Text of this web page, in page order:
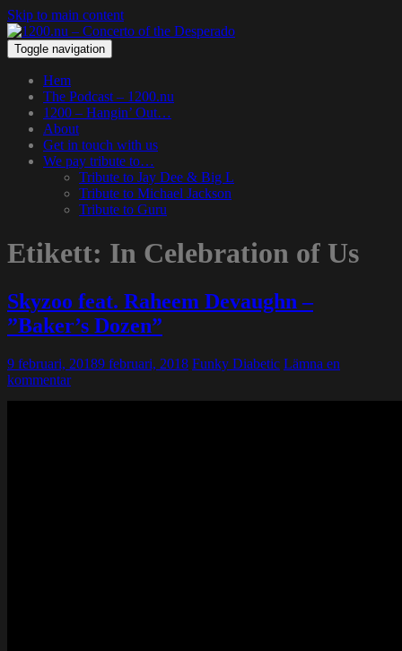
Skip to main content
Toggle navigation
Hem
The Podcast – 1200.nu
1200 – Hangin’ Out…
About
Get in touch with us
We pay tribute to…
Tribute to Jay Dee & Big L
Tribute to Michael Jackson
Tribute to Guru
Etikett: In Celebration of Us
Skyzoo feat. Raheem Devaughn –
”Baker’s Dozen”
9 februari, 20189 februari, 2018 Funky Diabetic Lämna en
kommentar